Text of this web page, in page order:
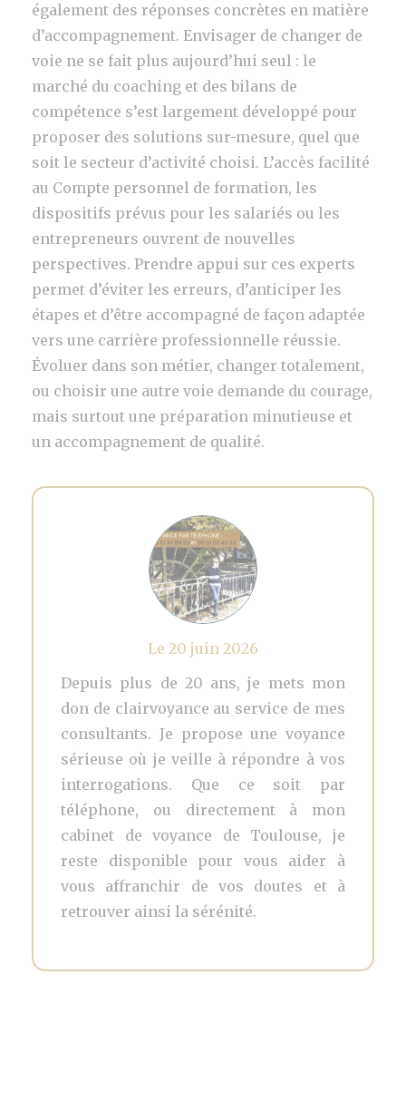
également des réponses concrètes en matière
d’accompagnement. Envisager de changer de
voie ne se fait plus aujourd’hui seul : le
marché du coaching et des bilans de
compétence s’est largement développé pour
proposer des solutions sur-mesure, quel que
soit le secteur d’activité choisi. L’accès facilité
au Compte personnel de formation, les
dispositifs prévus pour les salariés ou les
entrepreneurs ouvrent de nouvelles
perspectives. Prendre appui sur ces experts
permet d’éviter les erreurs, d’anticiper les
étapes et d’être accompagné de façon adaptée
vers une carrière professionnelle réussie.
Évoluer dans son métier, changer totalement,
ou choisir une autre voie demande du courage,
mais surtout une préparation minutieuse et
un accompagnement de qualité.
Le 20 juin 2026
Depuis plus de 20 ans, je mets mon
don de clairvoyance au service de mes
consultants. Je propose une voyance
sérieuse où je veille à répondre à vos
interrogations. Que ce soit par
téléphone, ou directement à mon
cabinet de voyance de Toulouse, je
reste disponible pour vous aider à
vous affranchir de vos doutes et à
retrouver ainsi la sérénité.